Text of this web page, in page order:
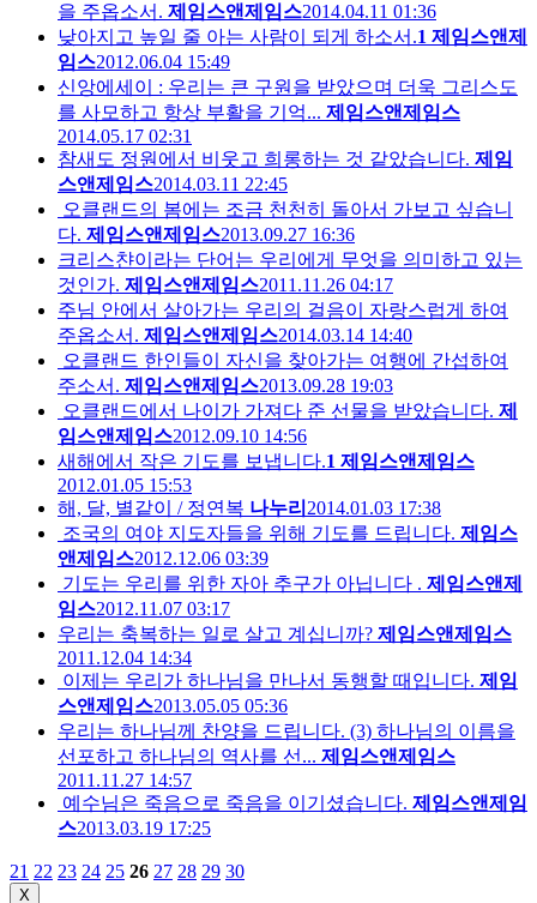
을 주옵소서. 제임스앤제임스2014.04.11 01:36
낮아지고 높일 줄 아는 사람이 되게 하소서.1 제임스앤제
임스2012.06.04 15:49
신앙에세이 : 우리는 큰 구원을 받았으며 더욱 그리스도
를 사모하고 항상 부활을 기억... 제임스앤제임스
2014.05.17 02:31
참새도 정원에서 비웃고 희롱하는 것 같았습니다. 제임
스앤제임스2014.03.11 22:45
오클랜드의 봄에는 조금 천천히 돌아서 가보고 싶습니
다. 제임스앤제임스2013.09.27 16:36
크리스챤이라는 단어는 우리에게 무엇을 의미하고 있는
것인가. 제임스앤제임스2011.11.26 04:17
주님 안에서 살아가는 우리의 걸음이 자랑스럽게 하여
주옵소서. 제임스앤제임스2014.03.14 14:40
오클랜드 한인들이 자신을 찾아가는 여행에 간섭하여
주소서. 제임스앤제임스2013.09.28 19:03
오클랜드에서 나이가 가져다 준 선물을 받았습니다. 제
임스앤제임스2012.09.10 14:56
새해에서 작은 기도를 보냅니다.1 제임스앤제임스
2012.01.05 15:53
해, 달, 별같이 / 정연복 나누리 2014.01.03 17:38
조국의 여야 지도자들을 위해 기도를 드립니다. 제임스
앤제임스2012.12.06 03:39
기도는 우리를 위한 자아 추구가 아닙니다 . 제임스앤제
임스2012.11.07 03:17
우리는 축복하는 일로 살고 계십니까? 제임스앤제임스
2011.12.04 14:34
이제는 우리가 하나님을 만나서 동행할 때입니다. 제임
스앤제임스2013.05.05 05:36
우리는 하나님께 찬양을 드립니다. (3) 하나님의 이름을
선포하고 하나님의 역사를 선... 제임스앤제임스
2011.11.27 14:57
예수님은 죽음으로 죽음을 이기셨습니다. 제임스앤제임
스2013.03.19 17:25
21 22 23 24 25 26 27 28 29 30
X